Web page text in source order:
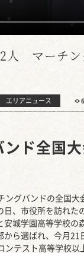
人 マーチン
エリアニュース
ンド全国
ングバンドの全国大
日、市役所を訪れた
城学園高等学校の
から選ばれ、今月21
ンテスト高等学校以